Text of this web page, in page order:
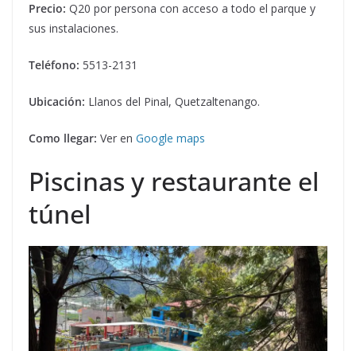
Precio: Q20 por persona con acceso a todo el parque y
sus instalaciones.
Teléfono: 5513-2131
Ubicación: Llanos del Pinal, Quetzaltenango.
Como llegar: Ver en Google maps
Piscinas y restaurante el
túnel